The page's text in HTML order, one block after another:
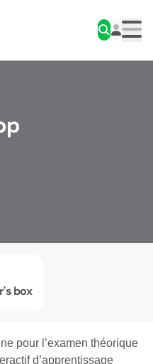
box
pour l’examen théorique
d’apprentissage